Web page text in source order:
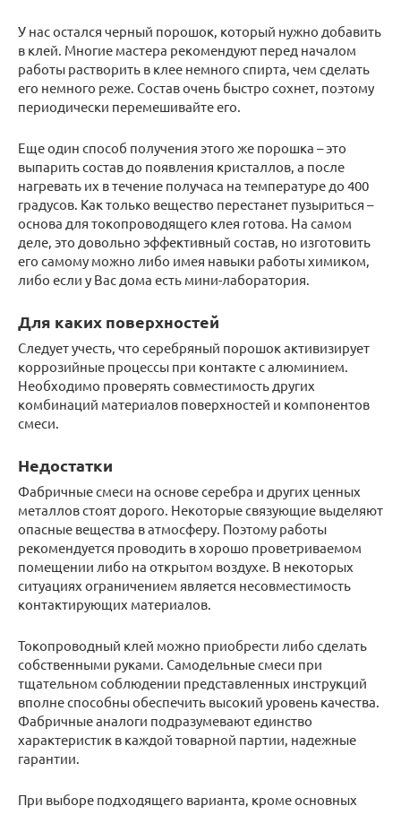
У нас остался черный порошок, который нужно добавить
в клей. Многие мастера рекомендуют перед началом
работы растворить в клее немного спирта, чем сделать
его немного реже. Состав очень быстро сохнет, поэтому
периодически перемешивайте его.
Еще один способ получения этого же порошка – это
выпарить состав до появления кристаллов, а после
нагревать их в течение получаса на температуре до 400
градусов. Как только вещество перестанет пузыриться –
основа для токопроводящего клея готова. На самом
деле, это довольно эффективный состав, но изготовить
его самому можно либо имея навыки работы химиком,
либо если у Вас дома есть мини-лаборатория.
Для каких поверхностей
Следует учесть, что серебряный порошок активизирует
коррозийные процессы при контакте с алюминием.
Необходимо проверять совместимость других
комбинаций материалов поверхностей и компонентов
смеси.
Недостатки
Фабричные смеси на основе серебра и других ценных
металлов стоят дорого. Некоторые связующие выделяют
опасные вещества в атмосферу. Поэтому работы
рекомендуется проводить в хорошо проветриваемом
помещении либо на открытом воздухе. В некоторых
ситуациях ограничением является несовместимость
контактирующих материалов.
Токопроводный клей можно приобрести либо сделать
собственными руками. Самодельные смеси при
тщательном соблюдении представленных инструкций
вполне способны обеспечить высокий уровень качества.
Фабричные аналоги подразумевают единство
характеристик в каждой товарной партии, надежные
гарантии.
При выборе подходящего варианта, кроме основных